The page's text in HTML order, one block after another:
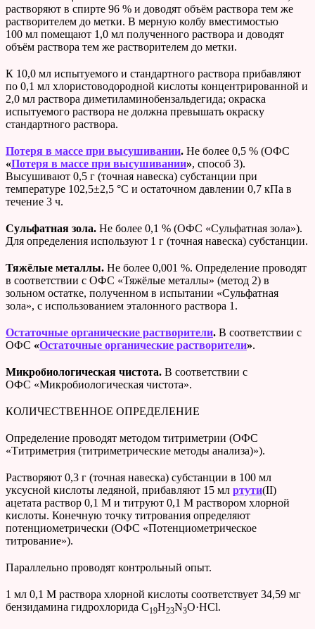
растворяют в спирте 96 % и доводят объём раствора тем же
растворителем до метки. В мерную колбу вместимостью
100 мл помещают 1,0 мл полученного раствора и доводят
объём раствора тем же растворителем до метки.
К 10,0 мл испытуемого и стандартного раствора прибавляют
по 0,1 мл хлористоводородной кислоты концентрированной и
2,0 мл раствора диметиламинобензальдегида; окраска
испытуемого раствора не должна превышать окраску
стандартного раствора.
Потеря в массе при высушивании. Не более 0,5 % (ОФС
«Потеря в массе при высушивании», способ 3).
Высушивают 0,5 г (точная навеска) субстанции при
температуре 102,5±2,5 °С и остаточном давлении 0,7 кПа в
течение 3 ч.
Сульфатная зола. Не более 0,1 % (ОФС «Сульфатная зола»).
Для определения используют 1 г (точная навеска) субстанции.
Тяжёлые металлы. Не более 0,001 %. Определение проводят
в соответствии с ОФС «Тяжёлые металлы» (метод 2) в
зольном остатке, полученном в испытании «Сульфатная
зола», с использованием эталонного раствора 1.
Остаточные органические растворители. В соответствии с
ОФС «Остаточные органические растворители».
Микробиологическая чистота. В соответствии с
ОФС «Микробиологическая чистота».
КОЛИЧЕСТВЕННОЕ ОПРЕДЕЛЕНИЕ
Определение проводят методом титриметрии (ОФС
«Титриметрия (титриметрические методы анализа)»).
Растворяют 0,3 г (точная навеска) субстанции в 100 мл
уксусной кислоты ледяной, прибавляют 15 мл ртути(II)
ацетата раствор 0,1 М и титруют 0,1 М раствором хлорной
кислоты. Конечную точку титрования определяют
потенциометрически (ОФС «Потенциометрическое
титрование»).
Параллельно проводят контрольный опыт.
1 мл 0,1 М раствора хлорной кислоты соответствует 34,59 мг
бензидамина гидрохлорида C19H23N3O·HCl.